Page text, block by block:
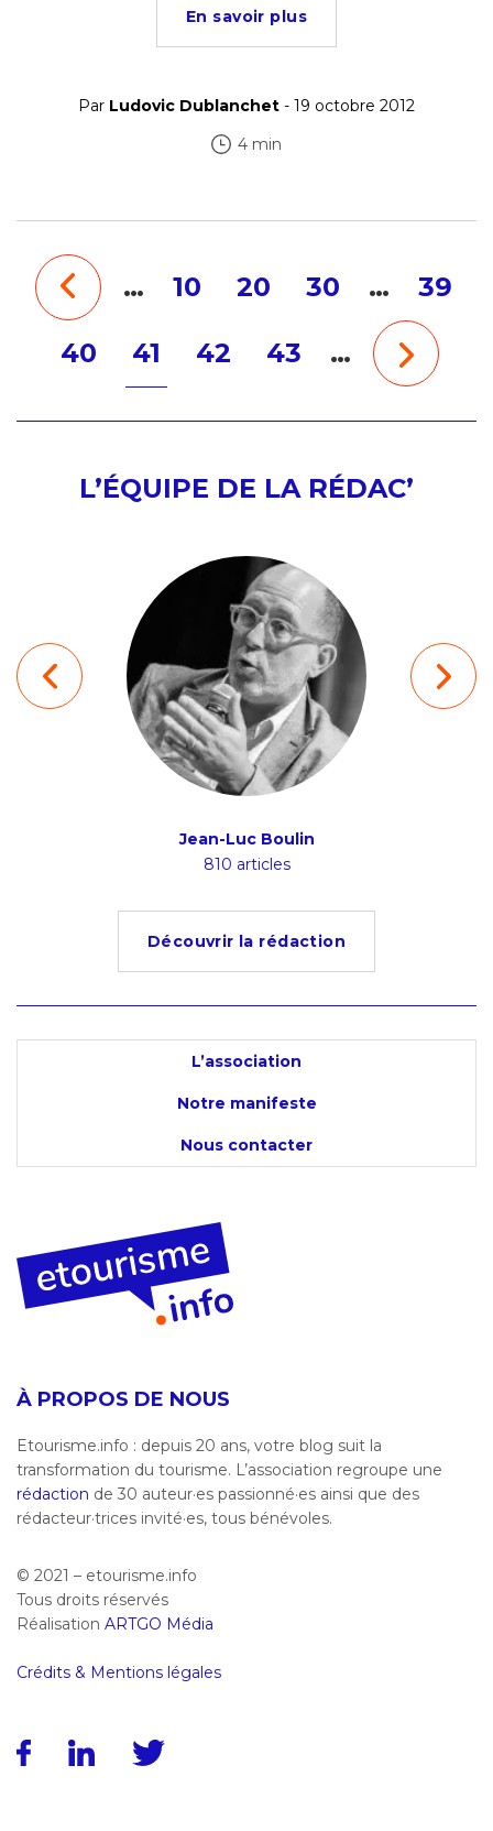
En savoir plus
Par Ludovic Dublanchet - 19 octobre 2012
4 min
… 10 20 30 … 39
40 41 42 43 …
L’ÉQUIPE DE LA RÉDAC’
Jean-Luc Boulin
810 articles
Découvrir la rédaction
L’association
Notre manifeste
Nous contacter
À PROPOS DE NOUS
Etourisme.info : depuis 20 ans, votre blog suit la
transformation du tourisme. L’association regroupe une
rédaction de 30 auteur·es passionné·es ainsi que des
rédacteur·trices invité·es, tous bénévoles.
© 2021 – etourisme.info
Tous droits réservés
Réalisation ARTGO Média
Crédits & Mentions légales